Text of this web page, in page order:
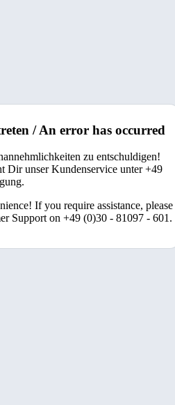
/ An error has occurred
zu entschuldigen!
Dir unser Kundenservice unter +49
If you require assistance, please
Support on +49 (0)30 - 81097 - 601.